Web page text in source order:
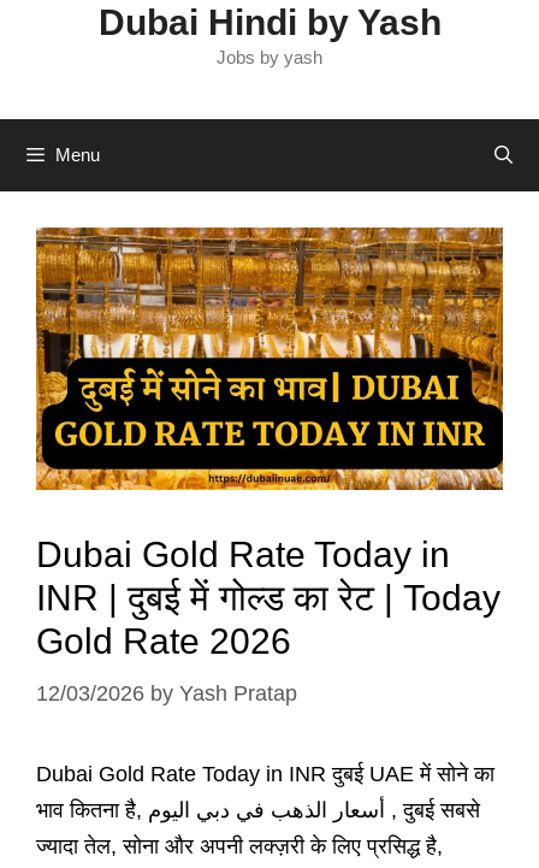
Dubai Hindi by Yash
Jobs by yash
Menu
Dubai Gold Rate Today in
INR | दुबई में गोल्ड का रेट | Today
Gold Rate 2026
12/03/2026 by Yash Pratap
Dubai Gold Rate Today in INR दुबई UAE में सोने का
भाव कितना है, أسعار الذهب في دبي اليوم , दुबई सबसे
ज्यादा तेल, सोना और अपनी लक्ज़री के लिए प्रसिद्ध है,